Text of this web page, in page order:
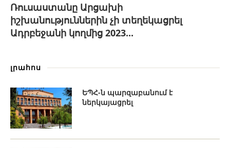
Ռուսաստանը Արցախի
իշխանություններին չի տեղեկացրել
Ադրբեջանի կողմից 2023...
լրահոս
ԵՊՀ-ն պարզաբանում է
ներկայացրել